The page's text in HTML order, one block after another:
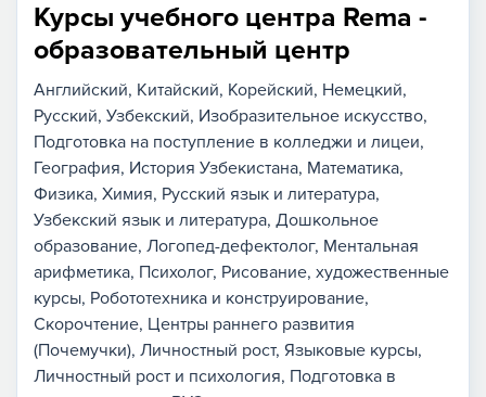
Курсы учебного центра Rema -
образовательный центр
Английский Китайский Корейский Немецкий
Русский Узбекский Изобразительное искусство
Подготовка на поступление в колледжи и лицеи
География История Узбекистана Математика
Физика Химия Русский язык и литература
Узбекский язык и литература Дошкольное
образование Логопед-дефектолог Ментальная
арифметика Психолог Рисование, художественные
курсы Робототехника и конструирование
Скорочтение Центры раннего развития
(Почемучки) Личностный рост Языковые курсы
Личностный рост и психология Подготовка в